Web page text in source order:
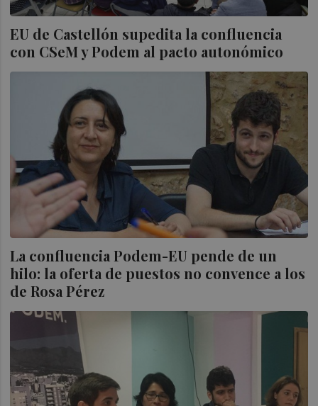
EU de Castellón supedita la confluencia
con CSeM y Podem al pacto autonómico
La confluencia Podem-EU pende de un
hilo: la oferta de puestos no convence a los
de Rosa Pérez